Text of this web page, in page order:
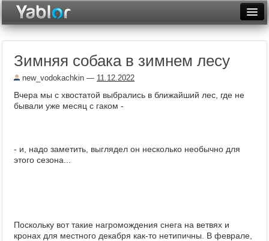
Неделя
Месяц
Рейтинги
Фототоп
Зимняя собака в зимнем лесу
new_vodokachkin — 11.12.2022
Вчера мы с хвостатой выбрались в ближайший лес, где не
бывали уже месяц с гаком -
- и, надо заметить, выглядел он несколько необычно для
этого сезона...
Поскольку вот такие нагромождения снега на ветвях и
кронах для местного декабря как-то нетипичны. В феврале,